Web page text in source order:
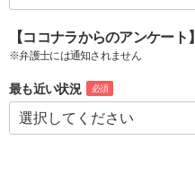
【ココナラからのアンケート】
※弁護士には通知されません
最も近い状況 必須